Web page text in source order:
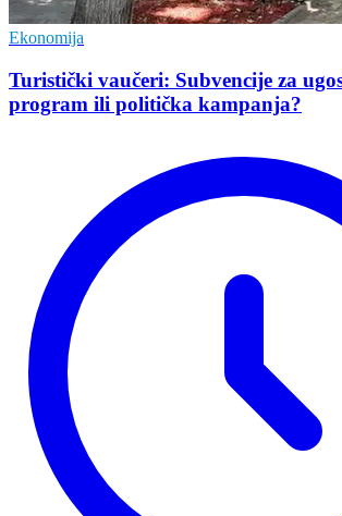
Ekonomija
Turistički vaučeri: Subvencije za
program ili politička kampanja?